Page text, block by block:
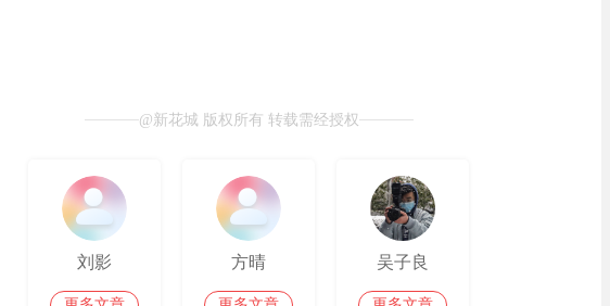
@新花城 版权所有 转载需经授权
刘影 方晴 吴子良